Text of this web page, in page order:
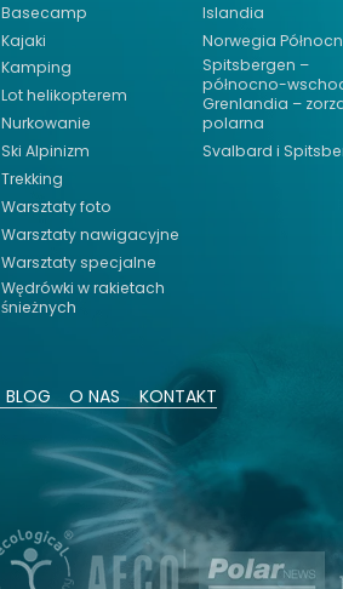
Basecamp
Kajaki
Kamping
Lot helikopterem
Nurkowanie
Ski Alpinizm
Trekking
Warsztaty foto
Warsztaty nawigacyjne
Warsztaty specjalne
Wędrówki w rakietach
śnieżnych
Islandia
Norwegia
Spitsbergen –
północno-
Grenlandia –
polarna
Svalbard i
BLOG O NAS KONTAKT